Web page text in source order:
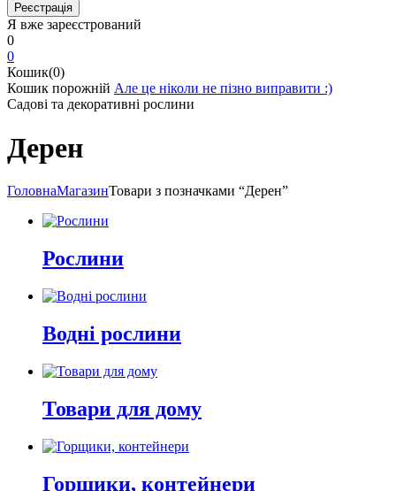
Я вже зареєстрований
0
0
Кошик(0)
Кошик порожній Але це ніколи не пізно виправити :)
Садові та декоративні рослини
Дерен
ГоловнаМагазинТовари з позначками “Дерен”
Рослини
Водні рослини
Товари для дому
Горщики, контейнери